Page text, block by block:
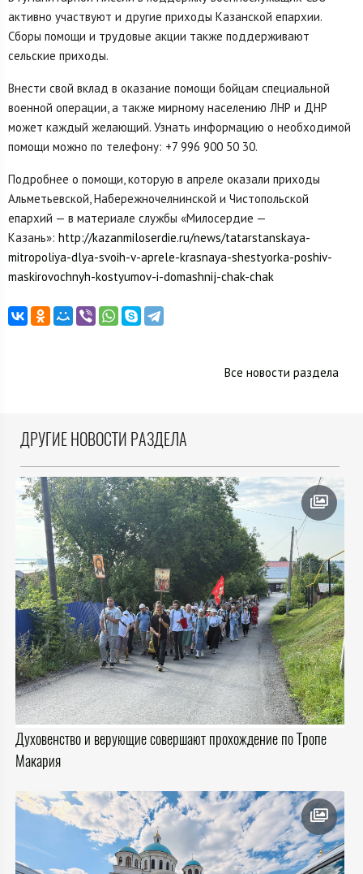
активно участвуют и другие приходы Казанской епархии.
Сборы помощи и трудовые акции также поддерживают
сельские приходы.
Внести свой вклад в оказание помощи бойцам специальной
военной операции, а также мирному населению ЛНР и ДНР
может каждый желающий. Узнать информацию о необходимой
помощи можно по телефону: +7 996 900 50 30.
Подробнее о помощи, которую в апреле оказали приходы
Альметьевской, Набережночелнинской и Чистопольской
епархий — в материале службы «Милосердие —
Казань»: http://kazanmiloserdie.ru/news/tatarstanskaya-
mitropoliya-dlya-svoih-v-aprele-krasnaya-shestyorka-poshiv-
maskirovochnyh-kostyumov-i-domashnij-chak-chak
Все новости раздела
ДРУГИЕ НОВОСТИ РАЗДЕЛА
Духовенство и верующие совершают прохождение по Тропе
Макария